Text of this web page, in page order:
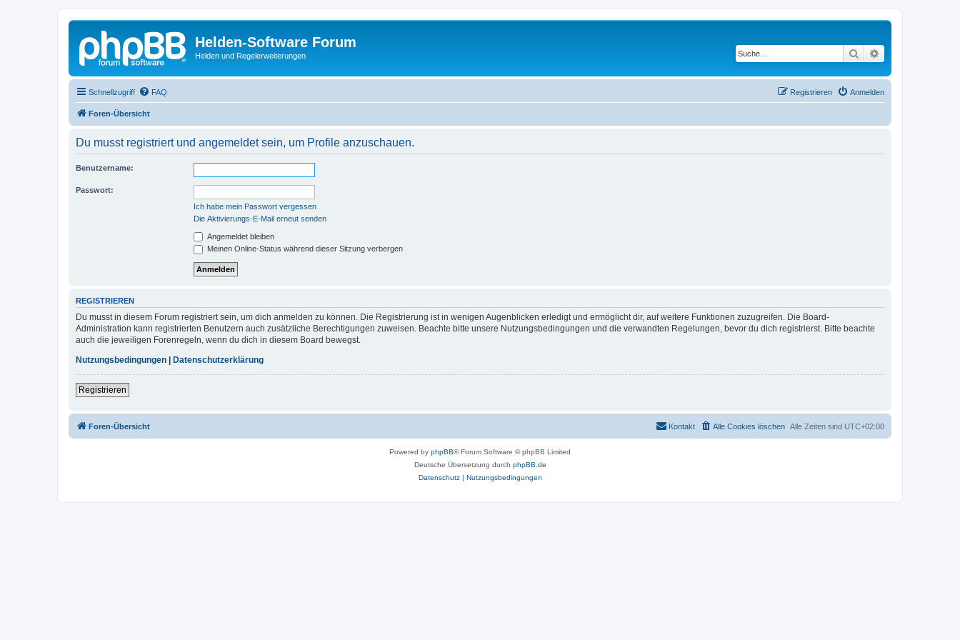
Helden-Software Forum
Helden und Regelerweiterungen Suche
Schnellzugriff FAQ Anmelden
Registrieren
Foren-Übersicht
Du musst registriert und angemeldet sein, um Profile anzuschauen.
Benutzername:
Passwort:
Ich habe mein Passwort vergessen
Die Aktivierungs-E-Mail erneut senden
Angemeldet bleiben
Meinen Online-Status während dieser Sitzung verbergen
REGISTRIEREN
Du musst in diesem Forum registriert sein, um dich anmelden zu können. Die Registrierung ist in wenigen Augenblicken erledigt und ermöglicht dir, auf weitere Funktionen zuzugreifen. Die Board-
Administration kann registrierten Benutzern auch zusätzliche Berechtigungen zuweisen. Beachte bitte unsere Nutzungsbedingungen und die verwandten Regelungen, bevor du dich registrierst. Bitte beachte
auch die jeweiligen Forenregeln, wenn du dich in diesem Board bewegst.
Nutzungsbedingungen
Datenschutzerklärung
Registrieren
Foren-Übersicht Alle Zeiten sind UTC+02:00
Alle Cookies löschen
Kontakt
Powered by phpBB® Forum Software © phpBB Limited
Deutsche Übersetzung durch phpBB.de
Datenschutz| Nutzungsbedingungen